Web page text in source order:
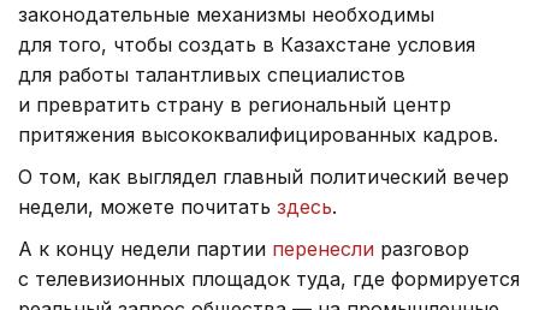
законодательные механизмы необходимы
для того, чтобы создать в Казахстане условия
для работы талантливых специалистов
и превратить страну в региональный центр
притяжения высококвалифицированных кадров.
О том, как выглядел главный политический вечер
недели, можете почитать здесь.
А к концу недели партии перенесли разговор
с телевизионных площадок туда, где формируется